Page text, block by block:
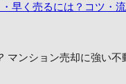
早く売るには？コツ・
マンション売却に強い